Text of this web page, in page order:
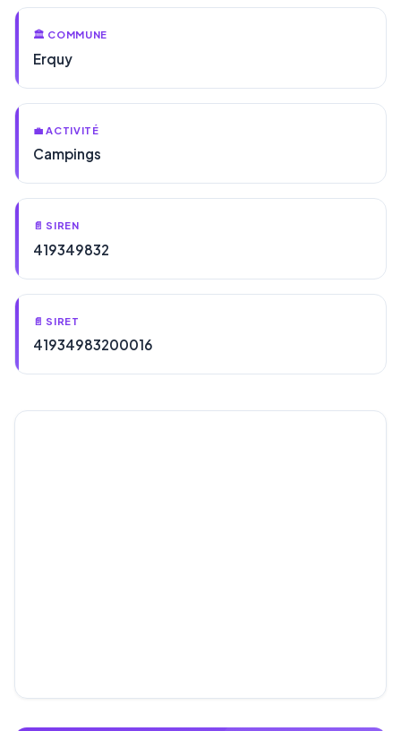
🏛️ COMMUNE
Erquy
💼 ACTIVITÉ
Campings
📄 SIREN
419349832
📄 SIRET
41934983200016